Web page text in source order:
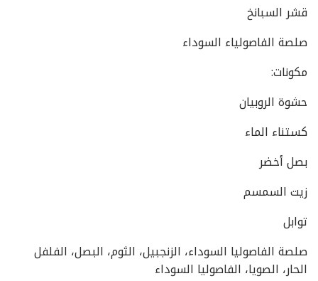
قشر السبانخ
صلصة الفاصولياء السوداء
مكونات:
حشوة الروبيان
كستناء الماء
بصل أخضر
زيت السمسم
توابل
صلصة الفاصوليا السوداء، الزنجبيل، الثوم، البصل، الفلفل
الحار، الصويا، الفاصوليا السوداء